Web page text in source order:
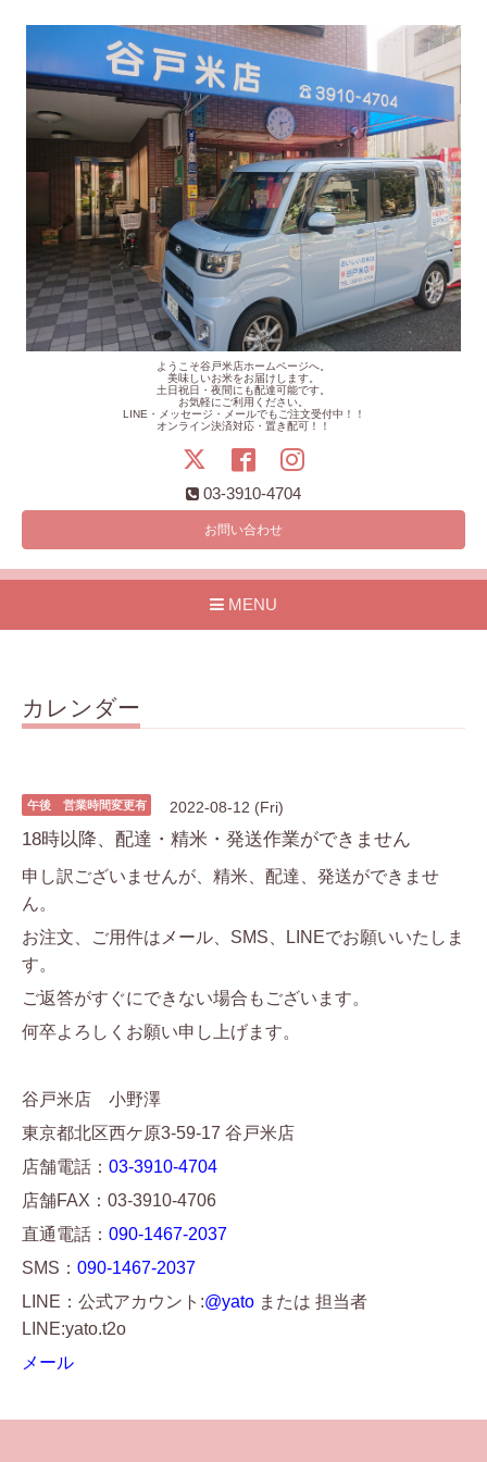
ようこそ谷戸米店ホームページへ。
美味しいお米をお届けします。
土日祝日・夜間にも配達可能です。
お気軽にご利用ください。
LINE・メッセージ・メールでもご注文受付中！！
オンライン決済対応・置き配可！！
03-3910-4704
お問い合わせ
MENU
カレンダー
午後 営業時間変更有 2022-08-12 (Fri)
18時以降、配達・精米・発送作業ができません
申し訳ございませんが、精米、配達、発送ができませ
ん。
お注文、ご用件はメール、SMS、LINEでお願いいたしま
す。
ご返答がすぐにできない場合もございます。
何卒よろしくお願い申し上げます。
谷戸米店 小野澤
東京都北区西ケ原3-59-17 谷戸米店
店舗電話： 03-3910-4704
店舗FAX：03-3910-4706
直通電話： 090-1467-2037
SMS： 090-1467-2037
LINE：公式アカウント:@yato または 担当者
LINE:yato.t2o
メール